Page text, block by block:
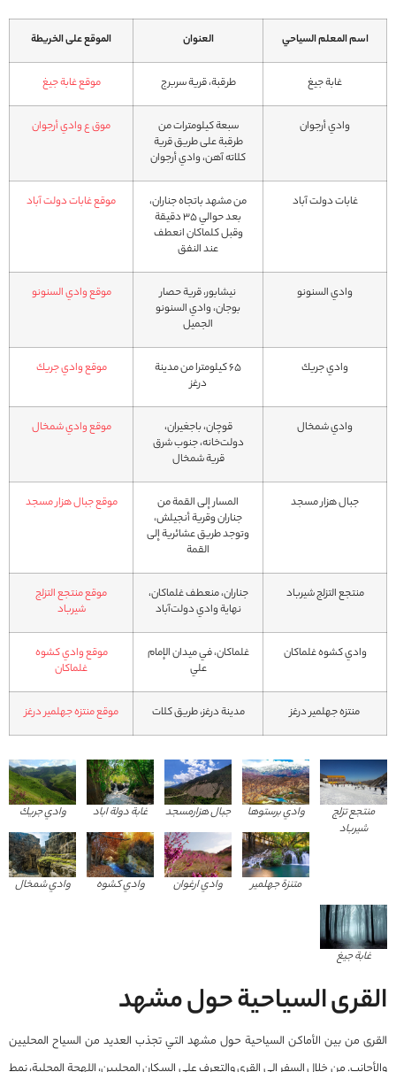
اسم المعلم السياحي العنوان الموقع على الخريطة
غابة جيغ طرقبة، قرية سربرج موقع غابة جيغ
وادي أرجوان
سبعة كيلومترات من
طرقبة على طريق قرية
كلاته آهن، وادي أرجوان
موق ع وادي أرجوان
غابات دولت آباد
من مشهد باتجاه جناران،
بعد حوالي ۳۵ دقيقة
وقبل کلماكان انعطف
عند النفق
موقع غابات دولت آباد
وادي السنونو
نيشابور، قرية حصار
بوجان، وادي السنونو
الجميل
موقع وادي السنونو
وادي جريك
65 كيلومترا من مدينة
درغز
موقع وادي جريك
وادي شمخال
قوچان، باجغیران،
دولت‌خانه، جنوب شرق
قرية شمخال
موقع وادي شمخال
جبال هزار مسجد
المسار إلى القمة من
جناران وقرية أنجيلش،
وتوجد طريق عشائرية إلى
القمة
موقع جبال هزار مسجد
منتجع التزلج شيرباد
جناران، منعطف غلماكان،
نهاية وادي دولت‌آباد
موقع منتجع التزلج
شيرباد
وادي كشوه غلماكان
غلماكان، في ميدان الإمام
علي
موقع وادي كشوه
غلماكان
منتزه جهلمير درغز مدينة درغز، طريق کلات موقع منتزه جهلمير درغز
منتجع تزلج
شيرباد
وادي برستوها جبال هزارمسجد غابة دولة اباد وادي جريك
متنزة جهلمير وادي ارغوان وادي كشوه وادي شمخال
غابة جيغ
القرى السياحية حول مشهد
القرى من بين الأماكن السياحية حول مشهد التي تجذب العديد من السياح المحليين